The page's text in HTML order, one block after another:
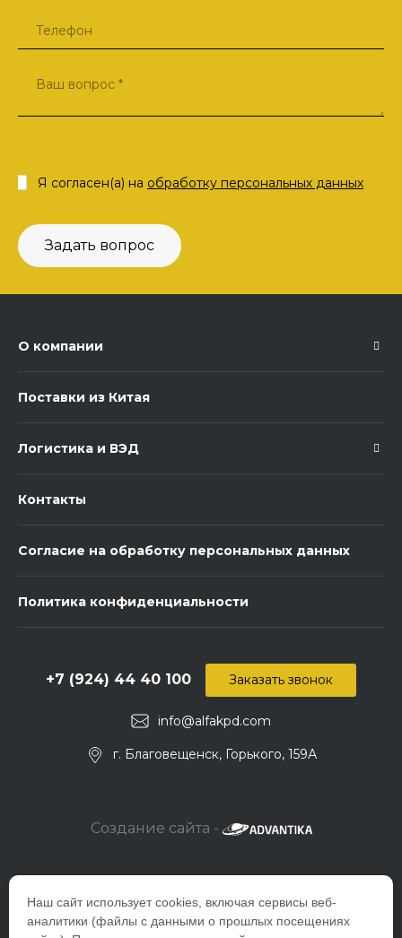
Наш сайт использует cookies, включая сервисы веб-
аналитики (файлы с данными о прошлых посещениях
Задать вопрос
Я согласен(а) на обработку персональных данных
О компании
Поставки из Китая
Логистика и ВЭД
Контакты
Согласие на обработку персональных данных
Политика конфиденциальности
info@alfakpd.com
+7 (924) 44 40 100
г. Благовещенск, Горького, 159А
Заказать звонок
Создание сайта -